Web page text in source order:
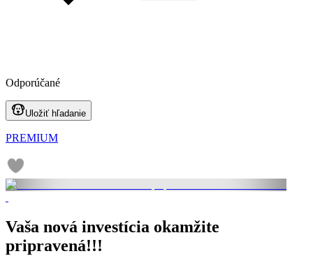
Odporúčané
Uložiť hľadanie
PREMIUM
Vaša nová investícia okamžite
pripravená!!!